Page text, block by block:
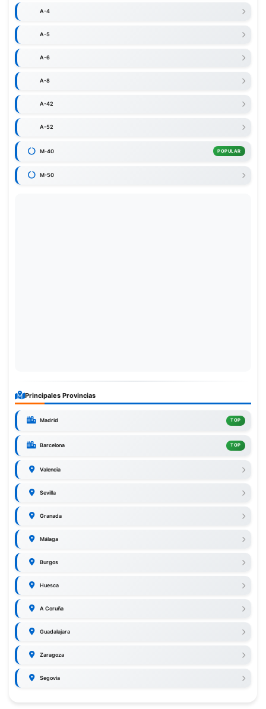
A-4
A-5
A-6
A-8
A-42
A-52
M-40 POPULAR
M-50
Principales Provincias
Madrid TOP
Barcelona TOP
Valencia
Sevilla
Granada
Málaga
Burgos
Huesca
A Coruña
Guadalajara
Zaragoza
Segovia